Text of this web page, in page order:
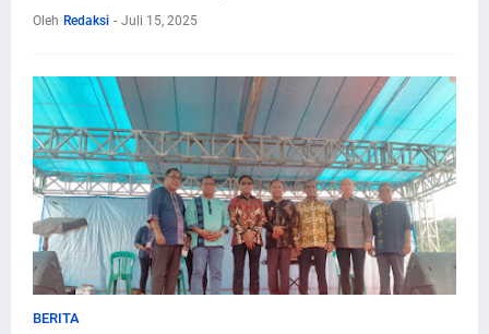
Oleh Redaksi - Juli 15, 2025
BERITA